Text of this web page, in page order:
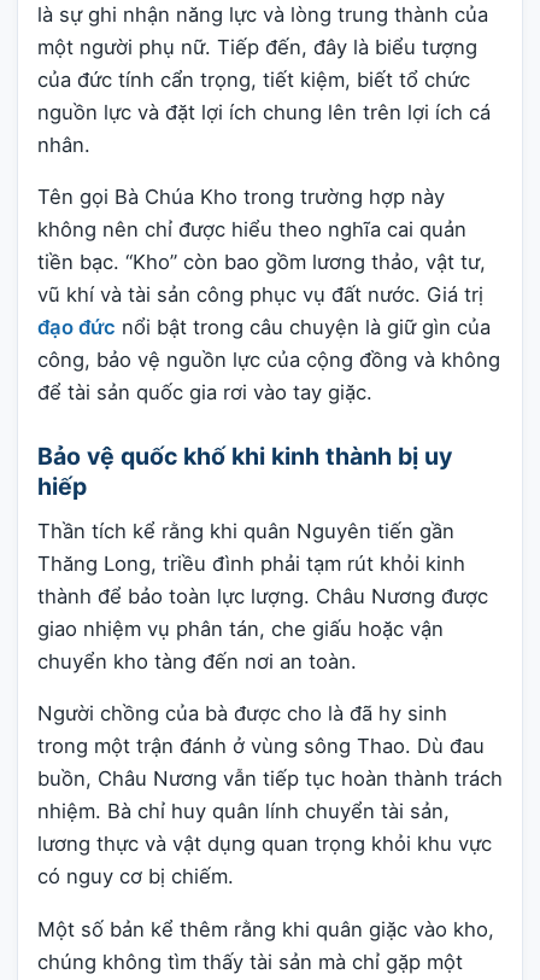
là sự ghi nhận năng lực và lòng trung thành của
một người phụ nữ. Tiếp đến, đây là biểu tượng
của đức tính cẩn trọng, tiết kiệm, biết tổ chức
nguồn lực và đặt lợi ích chung lên trên lợi ích cá
nhân.
Tên gọi Bà Chúa Kho trong trường hợp này
không nên chỉ được hiểu theo nghĩa cai quản
tiền bạc. “Kho” còn bao gồm lương thảo, vật tư,
vũ khí và tài sản công phục vụ đất nước. Giá trị
đạo đức nổi bật trong câu chuyện là giữ gìn của
công, bảo vệ nguồn lực của cộng đồng và không
để tài sản quốc gia rơi vào tay giặc.
Bảo vệ quốc khố khi kinh thành bị uy
hiếp
Thần tích kể rằng khi quân Nguyên tiến gần
Thăng Long, triều đình phải tạm rút khỏi kinh
thành để bảo toàn lực lượng. Châu Nương được
giao nhiệm vụ phân tán, che giấu hoặc vận
chuyển kho tàng đến nơi an toàn.
Người chồng của bà được cho là đã hy sinh
trong một trận đánh ở vùng sông Thao. Dù đau
buồn, Châu Nương vẫn tiếp tục hoàn thành trách
nhiệm. Bà chỉ huy quân lính chuyển tài sản,
lương thực và vật dụng quan trọng khỏi khu vực
có nguy cơ bị chiếm.
Một số bản kể thêm rằng khi quân giặc vào kho,
chúng không tìm thấy tài sản mà chỉ gặp một